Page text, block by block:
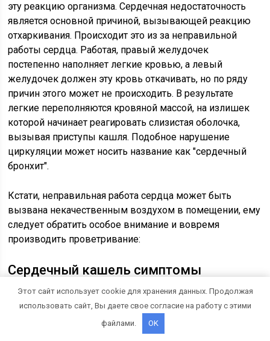
эту реакцию организма. Сердечная недостаточность
является основной причиной, вызывающей реакцию
отхаркивания. Происходит это из за неправильной
работы сердца. Работая, правый желудочек
постепенно наполняет легкие кровью, а левый
желудочек должен эту кровь откачивать, но по ряду
причин этого может не происходить. В результате
легкие переполняются кровяной массой, на излишек
которой начинает реагировать слизистая оболочка,
вызывая приступы кашля. Подобное нарушение
циркуляции может носить название как "сердечный
бронхит".
Кстати, неправильная работа сердца может быть
вызвана некачественным воздухом в помещении, ему
следует обратить особое внимание и вовремя
производить проветривание:
Сердечный кашель симптомы
Этот сайт использует cookie для хранения данных. Продолжая
использовать сайт, Вы даете свое согласие на работу с этими
файлами.
OK